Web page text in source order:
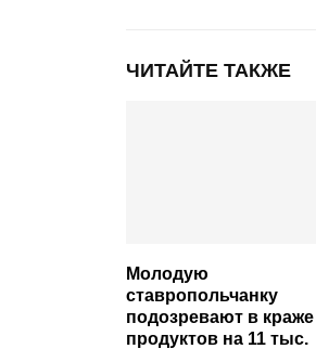
ЧИТАЙТЕ ТАКЖЕ
Молодую
ставропольчанку
подозревают в краже
продуктов на 11 тыс.